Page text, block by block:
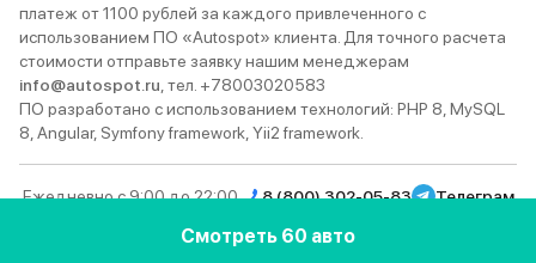
Смотреть 60 авто
платеж от 1100 рублей за каждого привлеченного с
использованием ПО «Autospot» клиента. Для точного расчета
стоимости отправьте заявку нашим менеджерам
info@autospot.ru , тел. +78003020583
ПО разработано с использованием технологий: PHP 8, MySQL
8, Angular, Symfony framework, Yii2 framework.
Ежедневно с 9:00 до 22:00 8 (800) 302-05-83
Телеграм
© 2013–2026 Autospot